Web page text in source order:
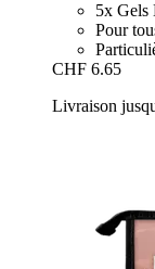
5x Gels
Pour
CHF 6.65
Livraison